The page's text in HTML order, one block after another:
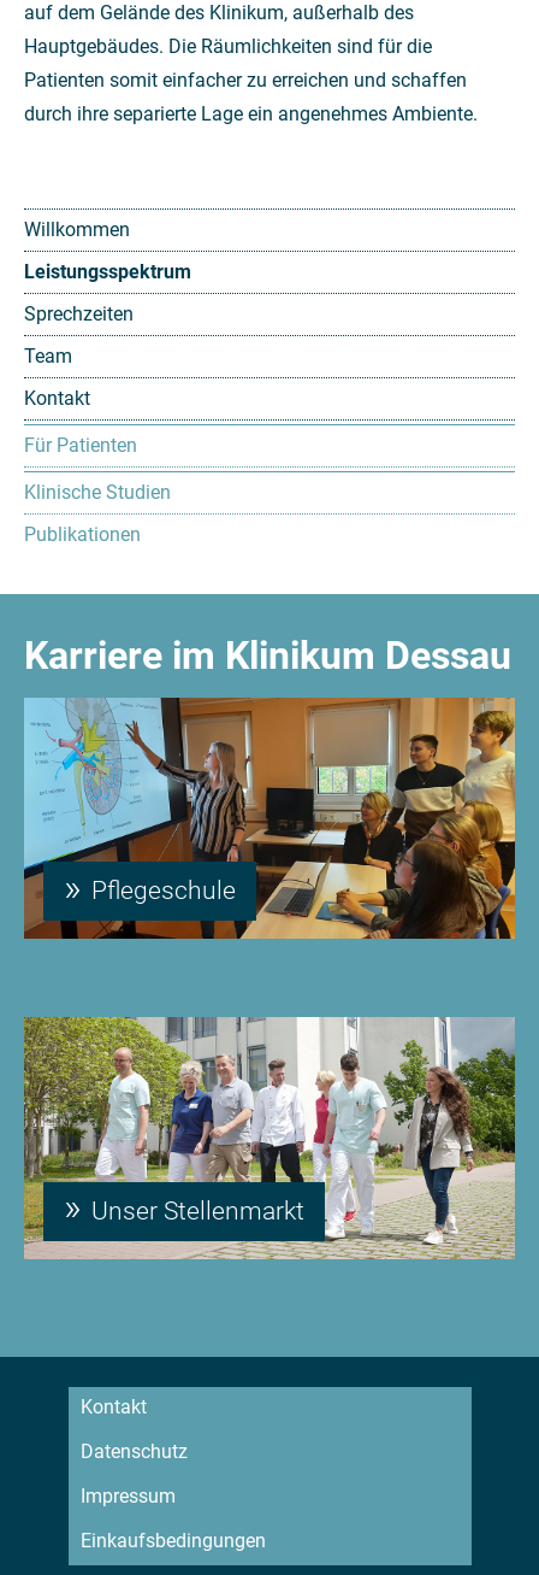
Willkommen
Leistungsspektrum
Sprechzeiten
Team
Kontakt
Für Patienten
Klinische Studien
Publikationen
auf dem Gelände des Klinikum, außerhalb des
Hauptgebäudes. Die Räumlichkeiten sind für die
Patienten somit einfacher zu erreichen und schaffen
durch ihre separierte Lage ein angenehmes Ambiente.
Karriere im Klinikum Dessau
Pflegeschule
Unser Stellenmarkt
Kontakt
Datenschutz
Impressum
Einkaufsbedingungen